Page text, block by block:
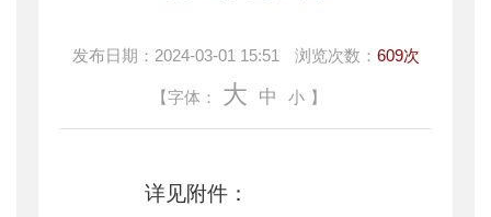
发布日期： 2024-03-01 15:51 浏览次数： 609次
【字体： 大 中 小 】
详见附件：